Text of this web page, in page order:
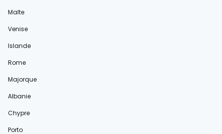
Malte
Venise
Islande
Rome
Majorque
Albanie
Chypre
Porto